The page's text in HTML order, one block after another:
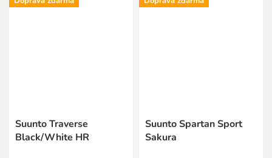
Suunto Traverse
Black/White HR
Suunto Spartan Sport
Sakura